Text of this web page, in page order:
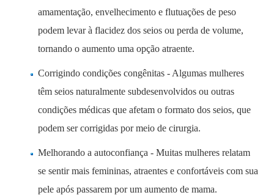
amamentação, envelhecimento e flutuações de peso
podem levar à flacidez dos seios ou perda de volume,
tornando o aumento uma opção atraente.
Corrigindo condições congênitas - Algumas mulheres
têm seios naturalmente subdesenvolvidos ou outras
condições médicas que afetam o formato dos seios, que
podem ser corrigidas por meio de cirurgia.
Melhorando a autoconfiança - Muitas mulheres relatam
se sentir mais femininas, atraentes e confortáveis ​​com sua
pele após passarem por um aumento de mama.